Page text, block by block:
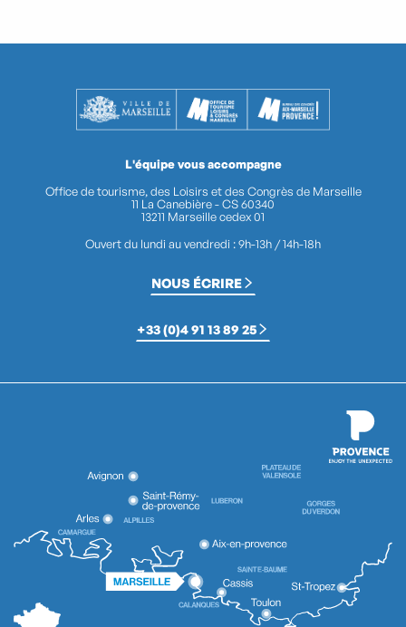
L'équipe vous accompagne
Office de tourisme, des Loisirs et des Congrès de Marseille
11 La Canebière - CS 60340
13211 Marseille cedex 01
Ouvert du lundi au vendredi : 9h-13h / 14h-18h
NOUS ÉCRIRE
+33 (0)4 91 13 89 25